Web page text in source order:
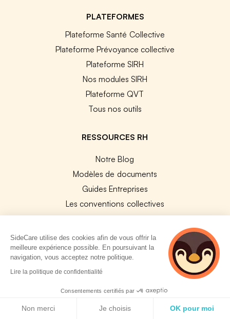
PLATEFORMES
Plateforme Santé Collective
Plateforme Prévoyance collective
Plateforme SIRH
Nos modules SIRH
Plateforme QVT
Tous nos outils
RESSOURCES RH
Notre Blog
Modèles de documents
Guides Entreprises
Les conventions collectives
Les codes APE / NAF
Base des métiers
Les assureurs partenaires
Le PMSS par année
Les codes CCAM
Les OPCO
SideCare utilise des cookies afin de vous offrir la
meilleure expérience possible. En poursuivant la
navigation, vous acceptez notre politique.
Lire la politique de confidentialité
Consentements certifiés par
Non merci Je choisis OK pour moi
5 personnes
consultent
actuellement cette